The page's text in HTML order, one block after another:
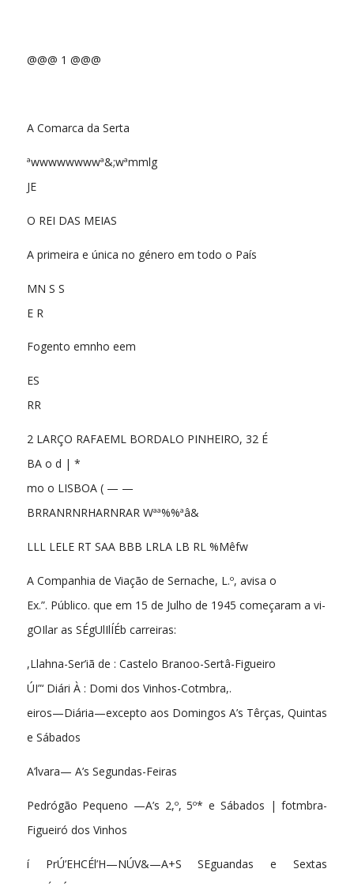
@@@ 1 @@@
A Comarca da Serta
ªwwwwwwwwª&;wªmmlg
JE
O REI DAS MEIAS
A primeira e única no género em todo o País
MN S S
E R
Fogento emnho eem
ES
RR
2 LARÇO RAFAEML BORDALO PINHEIRO, 32 É
BA o d | *
mo o LISBOA ( — —
BRRANRNRHARNRAR Wªª%%ªâ&
LLL LELE RT SAA BBB LRLA LB RL %Mêfw
A Companhia de Viação de Sernache, L.º, avisa o
Ex.”. Público. que em 15 de Julho de 1945 começaram a vi-
gOIlar as SÉgUlIlÍÉb carreiras:
,Llahna-Ser’iã de : Castelo Branoo-Sertâ-Figueiro
ÚI”‘ Diári À : Domi dos Vinhos-Cotmbra,.
eiros—Diária—excepto aos Domingos A’s Têrças, Quintas
e Sábados
A’lvara— A’s Segundas-Feiras
Pedrógão Pequeno —A’s 2,º, 5º* e Sábados | fotmbra-
Figueiró dos Vinhos
í PrÚ’EHCÉl’H—NÚV&—A+S SEguandas e Sextas